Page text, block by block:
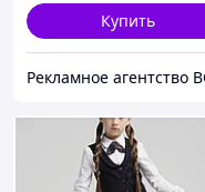
Купить